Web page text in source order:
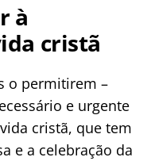
à
cristã
o permitirem –
e urgente
cristã, que tem
e a celebração da